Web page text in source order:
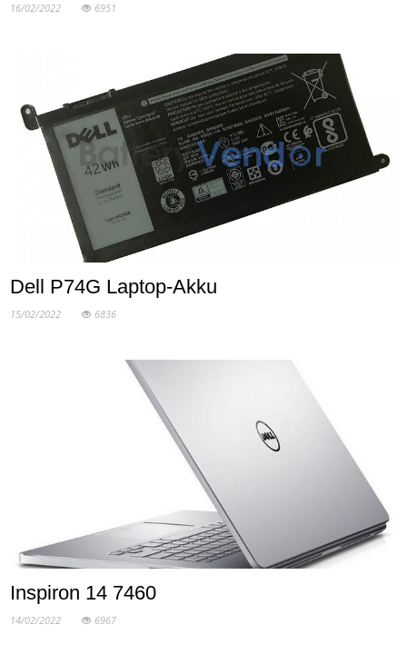
16/02/2022 6951
Dell P74G Laptop-Akku
15/02/2022 6836
Inspiron 14 7460
14/02/2022 6967